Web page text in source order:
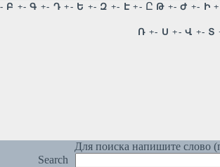
Для поиска напишите слово
Search